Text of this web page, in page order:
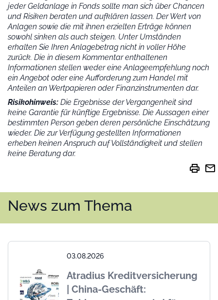
jeder Geldanlage in Fonds sollte man sich über Chancen
und Risiken beraten und aufklären lassen. Der Wert von
Anlagen sowie die mit ihnen erzielten Erträge können
sowohl sinken als auch steigen. Unter Umständen
erhalten Sie Ihren Anlagebetrag nicht in voller Höhe
zurück. Die in diesem Kommentar enthaltenen
Informationen stellen weder eine Anlageempfehlung noch
ein Angebot oder eine Aufforderung zum Handel mit
Anteilen an Wertpapieren oder Finanzinstrumenten dar.
Risikohinweis: Die Ergebnisse der Vergangenheit sind
keine Garantie für künftige Ergebnisse. Die Aussagen einer
bestimmten Person geben deren persönliche Einschätzung
wieder. Die zur Verfügung gestellten Informationen
erheben keinen Anspruch auf Vollständigkeit und stellen
keine Beratung dar.
print mail
News zum Thema
03.08.2026
Atradius Kreditversicherung
| China-Geschäft: